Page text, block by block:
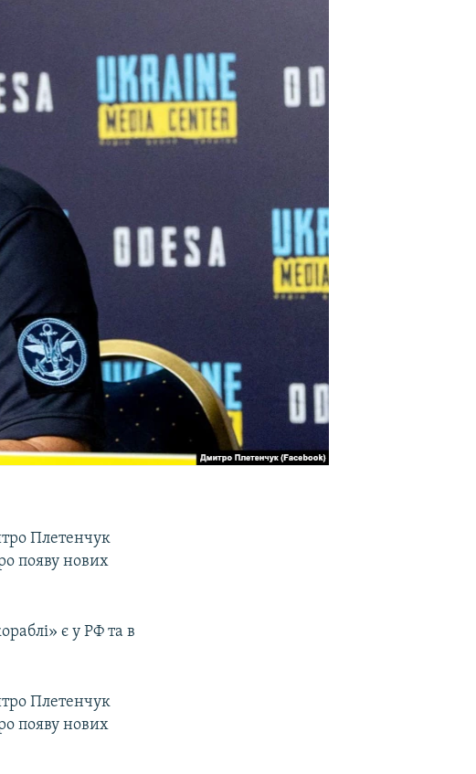
Плетенчук
появу нових
є у РФ та в
Плетенчук
появу нових